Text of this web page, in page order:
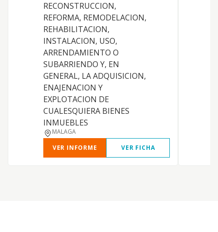
RECONSTRUCCION,
REFORMA, REMODELACION,
REHABILITACION,
INSTALACION, USO,
ARRENDAMIENTO O
SUBARRIENDO Y, EN
GENERAL, LA ADQUISICION,
ENAJENACION Y
EXPLOTACION DE
CUALESQUIERA BIENES
INMUEBLES
MALAGA
VER INFORME
VER FICHA